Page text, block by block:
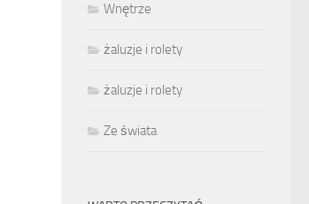
Wnętrze
żaluzje i rolety
żaluzje i rolety
Ze świata